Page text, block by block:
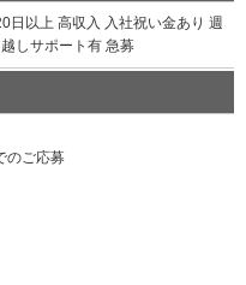
日以上 高収入 入社祝い金あり 週
しサポート有 急募
のご応募